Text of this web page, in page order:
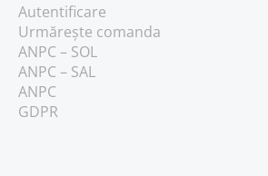
Autentificare
Urmărește comanda
ANPC – SOL
ANPC – SAL
ANPC
GDPR